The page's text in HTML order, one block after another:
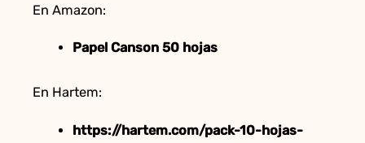
En Amazon:
Papel Canson 50 hojas
En Hartem:
https://hartem.com/pack-10-hojas-